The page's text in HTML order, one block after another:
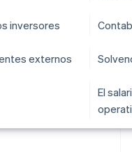
inversores
externos
El